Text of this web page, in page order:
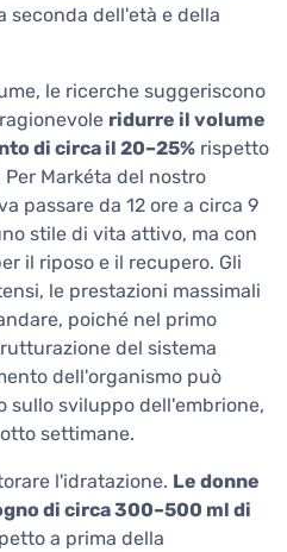
seconda dell'età e della
le ricerche suggeriscono
ridurre il volume
di circa il 20–25% rispetto
Markéta del nostro
passare da 12 ore a circa 9
stile di vita attivo, ma con
il riposo e il recupero. Gli
le prestazioni massimali
poiché nel primo
del sistema
dell'organismo può
sullo sviluppo dell'embrione,
settimane.
l'idratazione. Le donne
di circa 300–500 ml di
a prima della